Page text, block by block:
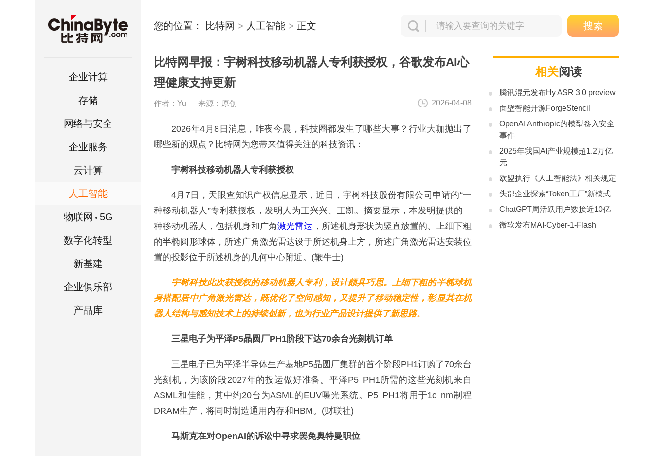
企业计算
存储
网络与安全
企业服务
云计算
人工智能
物联网 5G
数字化转型
新基建
企业俱乐部
产品库
您的位置： 比特网 > 人工智能 > 正文
比特网早报：宇树科技移动机器人专利获授权，谷歌发布AI心
理健康支持更新
作者：Yu 来源：原创 2026-04-08
2026年4月8日消息，昨夜今晨，科技圈都发生了哪些大事？行业大咖抛出了
哪些新的观点？比特网为您带来值得关注的科技资讯：
宇树科技移动机器人专利获授权
4月7日，天眼查知识产权信息显示，近日，宇树科技股份有限公司申请的“一
种移动机器人”专利获授权，发明人为王兴兴、王凯。摘要显示，本发明提供的一
种移动机器人，包括机身和广角激光雷达 ，所述机身形状为竖直放置的、上细下粗
的半椭圆形球体，所述广角激光雷达设于所述机身上方，所述广角激光雷达安装位
置的投影位于所述机身的几何中心附近。(鞭牛士)
宇树科技此次获授权的移动机器人专利，设计颇具巧思。上细下粗的半椭球机
身搭配居中广角激光雷达，既优化了空间感知，又提升了移动稳定性，彰显其在机
器人结构与感知技术上的持续创新，也为行业产品设计提供了新思路。
三星电子为平泽P5晶圆厂PH1阶段下达70余台光刻机订单
三星电子已为平泽半导体生产基地P5晶圆厂集群的首个阶段PH1订购了70余台
光刻机，为该阶段2027年的投运做好准备。平泽P5 PH1所需的这些光刻机来自
ASML和佳能，其中约20台为ASML的EUV曝光系统。P5 PH1将用于1c nm制程
DRAM生产，将同时制造通用内存和HBM。(财联社)
马斯克在对OpenAI的诉讼中寻求罢免奥特曼职位
相关阅读
腾讯混元发布Hy ASR 3.0 preview
面壁智能开源ForgeStencil
OpenAI Anthropic的模型卷入安全
事件
2025年我国AI产业规模超1.2万亿
元
欧盟执行《人工智能法》相关规定
头部企业探索“Token工厂”新模式
ChatGPT周活跃用户数接近10亿
微软发布MAI-Cyber-1-Flash